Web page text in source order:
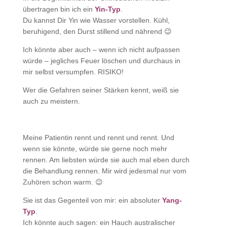
übertragen bin ich ein Yin-Typ
Du kannst Dir Yin wie Wasser vorstellen. Kühl,
beruhigend, den Durst stillend und nährend 😉
Ich könnte aber auch – wenn ich nicht aufpassen
würde – jegliches Feuer löschen und durchaus in
mir selbst versumpfen. RISIKO!
Wer die Gefahren seiner Stärken kennt, weiß sie
auch zu meistern.
Meine Patientin rennt und rennt und rennt. Und
wenn sie könnte, würde sie gerne noch mehr
rennen. Am liebsten würde sie auch mal eben durch
die Behandlung rennen. Mir wird jedesmal nur vom
Zuhören schon warm. 😉
Sie ist das Gegenteil von mir: ein absoluter Yang-
Typ
Ich könnte auch sagen: ein Hauch australischer